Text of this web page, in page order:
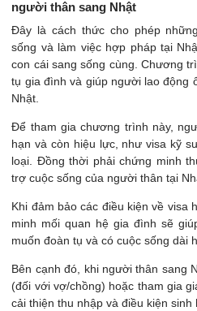
người thân sang Nhật
Đây là cách thức cho phép
sống và làm việc hợp pháp tại
con cái sang sống cùng. Chương
tụ gia đình và giúp người lao động
Nhật.
Để tham gia chương trình này,
hạn và còn hiệu lực, như visa kỹ
loại. Đồng thời phải chứng minh
trợ cuộc sống của người thân tại
Khi đảm bảo các điều kiện về visa
minh mối quan hệ gia đình sẽ
muốn đoàn tụ và có cuộc sống dài
Bên cạnh đó, khi người thân sang
(đối với vợ/chồng) hoặc tham gia
cải thiện thu nhập và điều kiện sinh